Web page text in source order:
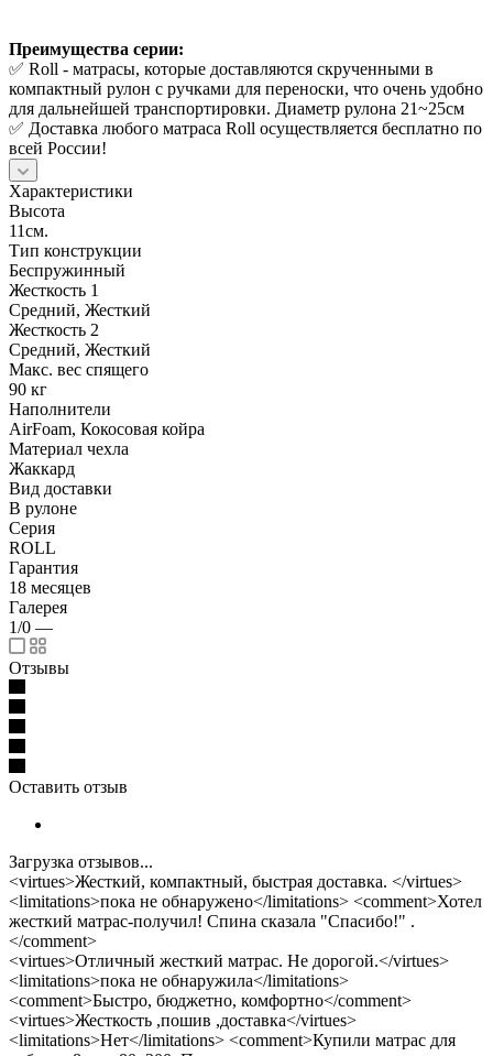
Преимущества серии:
✅ Roll - матрасы, которые доставляются скрученными в
компактный рулон с ручками для переноски, что очень удобно
для дальнейшей транспортировки. Диаметр рулона 21~25см
✅ Доставка любого матраса Roll осуществляется бесплатно по
всей России!
Характеристики
Высота
11см.
Тип конструкции
Беспружинный
Жесткость 1
Средний, Жесткий
Жесткость 2
Средний, Жесткий
Макс. вес спящего
90 кг
Наполнители
AirFoam, Кокосовая койра
Материал чехла
Жаккард
Вид доставки
В рулоне
Серия
ROLL
Гарантия
18 месяцев
Галерея
1/0 —
Отзывы
Оставить отзыв
Загрузка отзывов...
<virtues>Жесткий, компактный, быстрая доставка. </virtues>
<limitations>пока не обнаружено</limitations> <comment>Хотел
жесткий матрас-получил! Спина сказала "Спасибо!" .
</comment>
<virtues>Отличный жесткий матрас. Не дорогой.</virtues>
<limitations>пока не обнаружила</limitations>
<comment>Быстро, бюджетно, комфортно</comment>
<virtues>Жесткость ,пошив ,доставка</virtues>
<limitations>Нет</limitations> <comment>Купили матрас для